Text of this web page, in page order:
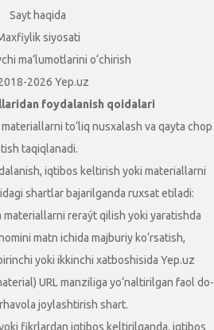
Sayt haqida
siyosati
ma’lumotlarini o‘chirish
2026 Yep.uz
foydalanish qoidalari
to‘liq nusxalash va qayta chop
taqiqlanadi.
iqtibos keltirish yoki materiallarni
shartlar bajarilganda ruxsat etiladi:
materiallarni reraýt qilish yoki yaratishda
matn ichida majburiy ko‘rsatish,
yoki ikkinchi xatboshisida Yep.uz
URL manziliga yo‘naltirilgan faol do-
joylashtirish shart.
fikrlardan iqtibos keltirilganda, iqtibos